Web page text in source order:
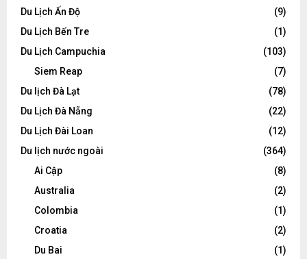
Du Lịch Ấn Độ
(9)
Du Lịch Bến Tre
(1)
Du Lịch Campuchia
(103)
Siem Reap
(7)
Du lịch Đà Lạt
(78)
Du Lịch Đà Nẵng
(22)
Du Lịch Đài Loan
(12)
Du lịch nước ngoài
(364)
Ai Cập
(8)
Australia
(2)
Colombia
(1)
Croatia
(2)
Du Bai
(1)